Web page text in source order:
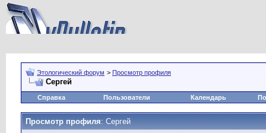
Этологический форум > Просмотр профиля
Сергей
Справка Пользователи Календарь
Просмотр профиля: Сергей